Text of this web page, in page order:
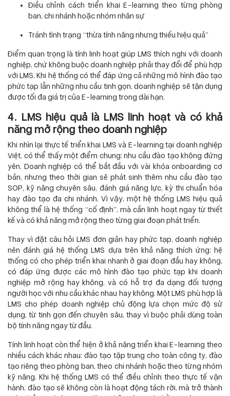
Điều chỉnh cách triển khai E-learning theo từng phòng
ban, chi nhánh hoặc nhóm nhân sự
Tránh tình trạng “thừa tính năng nhưng thiếu hiệu quả”
Điểm quan trọng là tính linh hoạt giúp LMS thích nghi với doanh
nghiệp, chứ không buộc doanh nghiệp phải thay đổi để phù hợp
với LMS. Khi hệ thống có thể đáp ứng cả những mô hình đào tạo
phức tạp lẫn những nhu cầu tinh gọn, doanh nghiệp sẽ tận dụng
được tối đa giá trị của E-learning trong dài hạn.
4. LMS hiệu quả là LMS linh hoạt và có khả
năng mở rộng theo doanh nghiệp
Khi nhìn lại thực tế triển khai LMS và E-learning tại doanh nghiệp
Việt, có thể thấy một điểm chung: nhu cầu đào tạo không đứng
yên. Doanh nghiệp có thể bắt đầu với vài khóa onboarding cơ
bản, nhưng theo thời gian sẽ phát sinh thêm nhu cầu đào tạo
SOP, kỹ năng chuyên sâu, đánh giá năng lực, kỳ thi chuẩn hóa
hay đào tạo đa chi nhánh. Vì vậy, một hệ thống LMS hiệu quả
không thể là hệ thống “cố định”, mà cần linh hoạt ngay từ thiết
kế và có khả năng mở rộng theo từng giai đoạn phát triển.
Thay vì đặt câu hỏi LMS đơn giản hay phức tạp, doanh nghiệp
nên đánh giá hệ thống LMS dựa trên khả năng thích ứng: hệ
thống có cho phép triển khai nhanh ở giai đoạn đầu hay không,
có đáp ứng được các mô hình đào tạo phức tạp khi doanh
nghiệp mở rộng hay không, và có hỗ trợ đa dạng đối tượng
người học với nhu cầu khác nhau hay không. Một LMS phù hợp là
LMS cho phép doanh nghiệp chủ động lựa chọn mức độ sử
dụng, từ tinh gọn đến chuyên sâu, thay vì buộc phải dùng toàn
bộ tính năng ngay từ đầu.
Tính linh hoạt còn thể hiện ở khả năng triển khai E-learning theo
nhiều cách khác nhau: đào tạo tập trung cho toàn công ty, đào
tạo riêng theo phòng ban, theo chi nhánh hoặc theo từng nhóm
kỹ năng. Khi hệ thống LMS có thể điều chỉnh theo thực tế vận
hành, đào tạo sẽ không còn là hoạt động tách rời, mà trở thành